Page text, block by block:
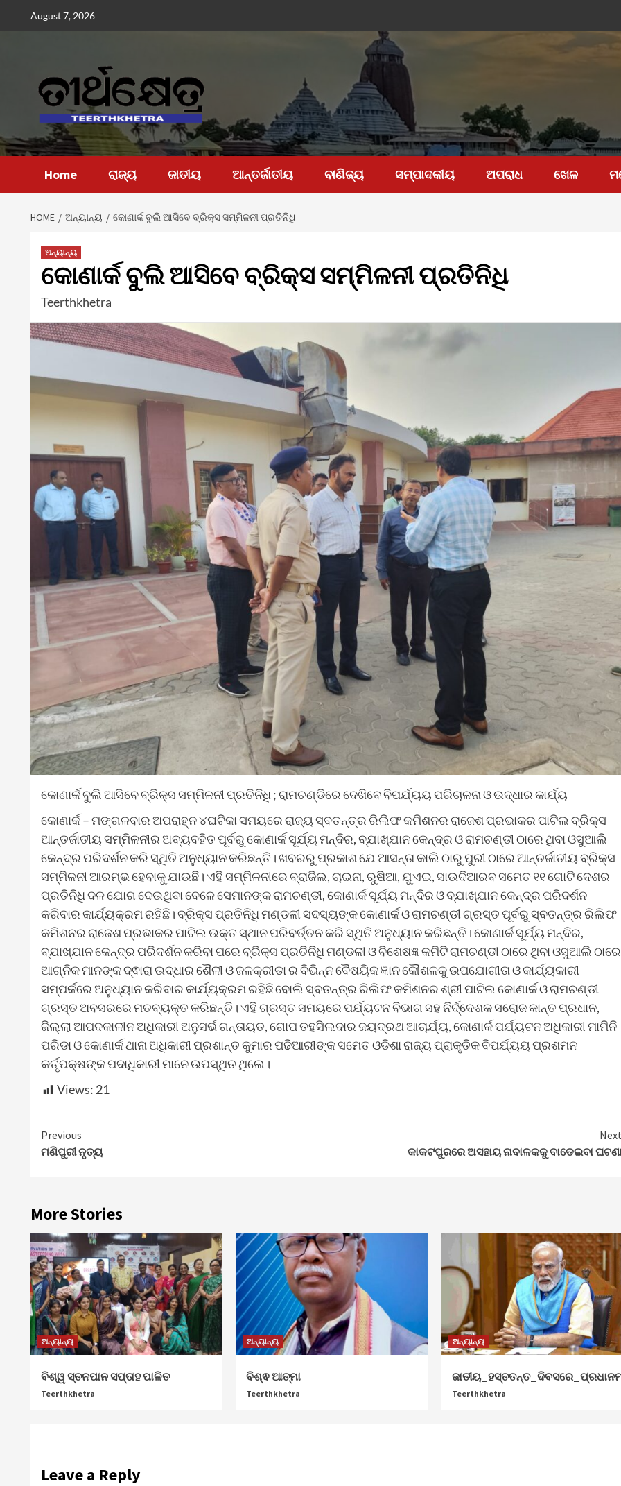
August 7, 2026
Home ରାଜ୍ୟ ଜାତୀୟ ଆନ୍ତର୍ଜାତୀୟ ବାଣିଜ୍ୟ ସମ୍ପାଦକୀୟ ଅପରାଧ ଖେଳ
HOME ଅନ୍ୟାନ୍ୟ କୋଣାର୍କ ବୁଲି ଆସିବେ ବ୍ରିକ୍ସ ସମ୍ମିଳନୀ ପ୍ରତିନିଧି
ଅନ୍ୟାନ୍ୟ
କୋଣାର୍କ ବୁଲି ଆସିବେ ବ୍ରିକ୍ସ ସମ୍ମିଳନୀ ପ୍ରତିନିଧି
Teerthkhetra
କୋଣାର୍କ ବୁଲି ଆସିବେ ବ୍ରିକ୍ସ ସମ୍ମିଳନୀ ପ୍ରତିନିଧି ; ରାମଚଣ୍ଡିରେ ଦେଖିବେ ବିପର୍ଯ୍ୟୟ ପରିଚାଳନା ଓ ଉଦ୍ଧାର କାର୍ଯ୍ୟ
କୋଣାର୍କ – ମଙ୍ଗଳବାର ଅପରାହ୍ନ ୪ଘଟିକା ସମୟରେ ରାଜ୍ୟ ସ୍ବତନ୍ତ୍ର ରିଲିଫ କମିଶନର ରାଜେଶ ପ୍ରଭାକର ପାଟିଲ ବ୍ରିକ୍ସ
ଆନ୍ତର୍ଜାତୀୟ ସମ୍ମିଳନୀର ଅବ୍ୟବହିତ ପୂର୍ବରୁ କୋଣାର୍କ ସୂର୍ଯ୍ୟ ମନ୍ଦିର, ବ୍ଯାଖ୍ଯାନ କେନ୍ଦ୍ର ଓ ରାମଚଣ୍ଡୀ ଠାରେ ଥିବା ଓସୁଆଲି
କେନ୍ଦ୍ର ପରିଦର୍ଶନ କରି ସ୍ଥିତି ଅନୁଧ୍ୟାନ କରିଛନ୍ତି। ଖବରରୁ ପ୍ରକାଶ ଯେ ଆସନ୍ତା କାଲି ଠାରୁ ପୁରୀ ଠାରେ ଆନ୍ତର୍ଜାତୀୟ ବ୍ରିକ୍ସ
ସମ୍ମିଳନୀ ଆରମ୍ଭ ହେବାକୁ ଯାଉଛି। ଏହି ସମ୍ମିଳନୀରେ ବ୍ରାଜିଲ, ଚାଇନା, ରୁଷିଆ, ଯୁଏଇ, ସାଉଦିଆରବ ସମେତ ୧୧ ଗୋଟି ଦେଶର
ପ୍ରତିନିଧି ଦଳ ଯୋଗ ଦେଉଥିବା ବେଳେ ସେମାନଙ୍କ ରାମଚଣ୍ଡୀ, କୋଣାର୍କ ସୂର୍ଯ୍ୟ ମନ୍ଦିର ଓ ବ୍ଯାଖ୍ଯାନ କେନ୍ଦ୍ର ପରିଦର୍ଶନ
କରିବାର କାର୍ଯ୍ୟକ୍ରମ ରହିଛି। ବ୍ରିକ୍ସ ପ୍ରତିନିଧି ମଣ୍ଡଳୀ ସଦସ୍ୟଙ୍କ କୋଣାର୍କ ଓ ରାମଚଣ୍ଡୀ ଗ୍ରସ୍ତ ପୂର୍ବରୁ ସ୍ବତନ୍ତ୍ର ରିଲିଫ
କମିଶନର ରାଜେଶ ପ୍ରଭାକର ପାଟିଲ ଉକ୍ତ ସ୍ଥାନ ପରିବର୍ତ୍ତନ କରି ସ୍ଥିତି ଅନୁଧ୍ୟାନ କରିଛନ୍ତି। କୋଣାର୍କ ସୂର୍ଯ୍ୟ ମନ୍ଦିର,
ବ୍ଯାଖ୍ଯାନ କେନ୍ଦ୍ର ପରିଦର୍ଶନ କରିବା ପରେ ବ୍ରିକ୍ସ ପ୍ରତିନିଧି ମଣ୍ଡଳୀ ଓ ବିଶେଷଜ୍ଞ କମିଟି ରାମଚଣ୍ଡୀ ଠାରେ ଥିବା ଓସୁଆଲି ଠାରେ
ଆଗ୍ନିକ ମାନଙ୍କ ଦ୍ଵାରା ଉଦ୍ଧାର ଶୈଳୀ ଓ ଜଳକ୍ରୀଡା ର ବିଭିନ୍ନ ବୈଷୟିକ ଜ୍ଞାନ କୌଶଳକୁ ଉପଯୋଗୀତା ଓ କାର୍ଯ୍ୟକାରୀ
ସମ୍ପର୍କରେ ଅନୁଧ୍ୟାନ କରିବାର କାର୍ଯ୍ୟକ୍ରମ ରହିଛି ବୋଲି ସ୍ବତନ୍ତ୍ର ରିଲିଫ କମିଶନର ଶ୍ରୀ ପାଟିଲ କୋଣାର୍କ ଓ ରାମଚଣ୍ଡୀ
ଗ୍ରସ୍ତ ଅବସରରେ ମତବ୍ୟକ୍ତ କରିଛନ୍ତି। ଏହି ଗ୍ରସ୍ତ ସମୟରେ ପର୍ଯ୍ୟଟନ ବିଭାଗ ସହ ନିର୍ଦ୍ଦେଶକ ସରୋଜ କାନ୍ତ ପ୍ରଧାନ,
ଜିଲ୍ଲା ଆପଦକାଳୀନ ଅଧିକାରୀ ଅନୁସର୍ଭ ଗନ୍ତାୟତ, ଗୋପ ତହସିଲଦାର ଜୟଦ୍ରଥ ଆଚାର୍ଯ୍ୟ, କୋଣାର୍କ ପର୍ଯ୍ୟଟନ ଅଧିକାରୀ ମାମିନି
ପରିଡା ଓ କୋଣାର୍କ ଥାନା ଅଧିକାରୀ ପ୍ରଶାନ୍ତ କୁମାର ପଢିଆରୀଙ୍କ ସମେତ ଓଡିଶା ରାଜ୍ୟ ପ୍ରାକୃତିକ ବିପର୍ଯ୍ୟୟ ପ୍ରଶମନ
କର୍ତୃପକ୍ଷଙ୍କ ପଦାଧିକାରୀ ମାନେ ଉପସ୍ଥିତ ଥିଲେ।
Views: 21
Continue
Reading
Previous
ମଣିପୁରୀ ନୃତ୍ୟ
କାକଟପୁରରେ ଅସହାୟ ନାବାଳକକୁ ବାଡେଇବା
More Stories
ଅନ୍ୟାନ୍ୟ
ବିଶ୍ୱ ସ୍ତନପାନ ସପ୍ତାହ ପାଳିତ
Teerthkhetra
ଅନ୍ୟାନ୍ୟ
ବିଶ୍ଵ ଆତ୍ମା
Teerthkhetra
ଅନ୍ୟାନ୍ୟ
Teerthkhetra
Leave a Reply